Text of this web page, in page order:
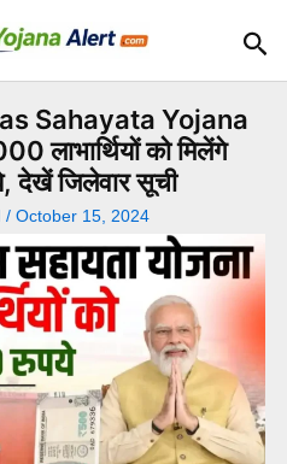
Sahayata Yojana
लाभार्थियों को मिलेंगे
जिलेवार सूची
/ October 15, 2024